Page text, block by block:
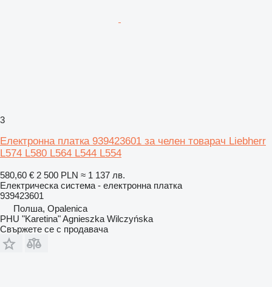
3
Електронна платка 939423601 за челен товарач Liebherr
L574 L580 L564 L544 L554
580,60 € 2 500 PLN ≈ 1 137 лв.
Електрическа система - електронна платка
939423601
Полша, Opalenica
PHU "Karetina" Agnieszka Wilczyńska
Свържете се с продавача